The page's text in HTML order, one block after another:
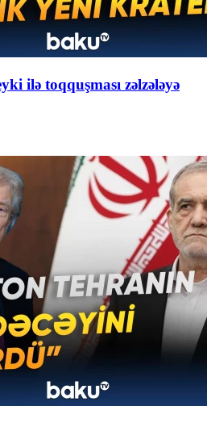
ilə toqquşması zəlzələyə